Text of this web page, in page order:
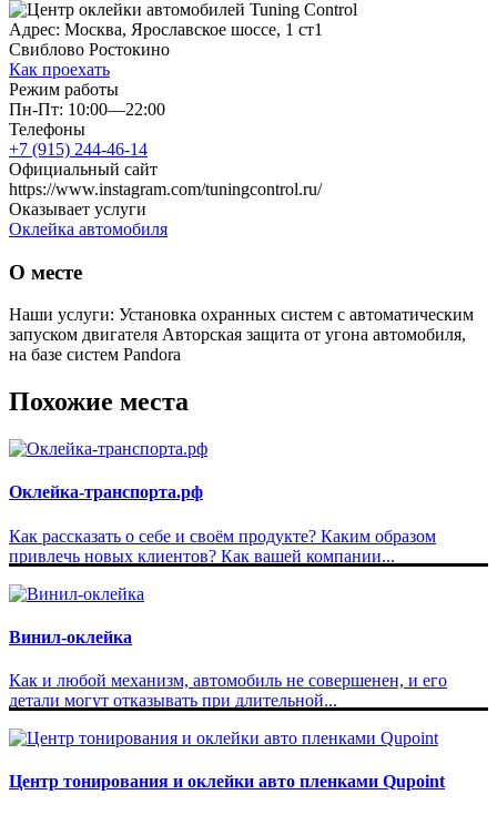
Адрес: Москва, Ярославское шоссе, 1 ст1
Свиблово Ростокино
Как проехать
Режим работы
Пн-Пт: 10:00—22:00
Телефоны
+7 (915) 244-46-14
Официальный сайт
https://www.instagram.com/tuningcontrol.ru/
Оказывает услуги
Оклейка автомобиля
О месте
Наши услуги: Установка охранных систем с автоматическим
запуском двигателя Авторская защита от угона автомобиля,
на базе систем Pandora
Похожие места
Оклейка-транспорта.рф
Как рассказать о себе и своём продукте? Каким образом
привлечь новых клиентов? Как вашей компании...
Винил-оклейка
Как и любой механизм, автомобиль не совершенен, и его
детали могут отказывать при длительной...
Центр тонирования и оклейки авто пленками Qupoint